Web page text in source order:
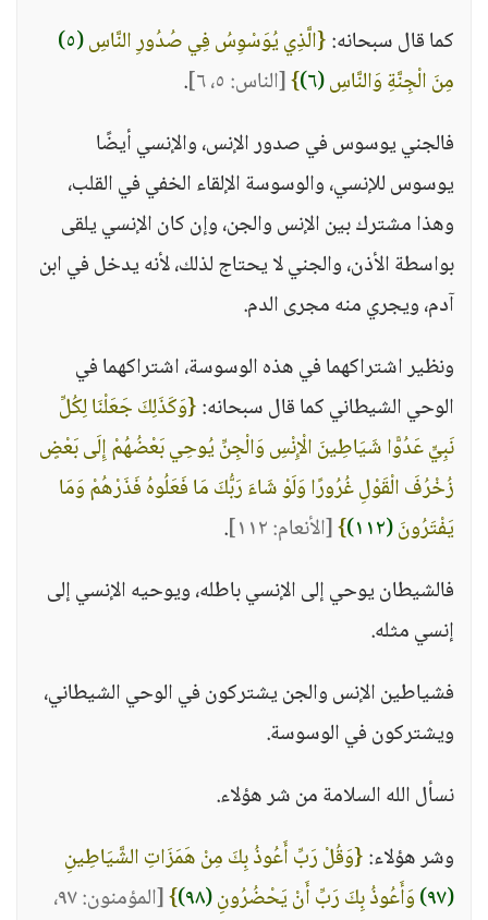
كما قال سبحانه:{الَّذِي يُوَسْوِسُ فِي صُدُورِ النَّاسِ(٥)
مِنَ الْجِنَّةِ وَالنَّاسِ(٦) }[الناس: ٥، ٦]
.
فالجني يوسوس في صدور الإنس، والإنسي أيضًا
يوسوس للإنسي، والوسوسة الإلقاء الخفي في القلب،
وهذا مشترك بين الإنس والجن، وإن كان الإنسي يلقى
بواسطة الأذن، والجني لا يحتاج لذلك، لأنه يدخل في ابن
آدم، ويجري منه مجرى الدم.
ونظير اشتراكهما في هذه الوسوسة، اشتراكهما في
الوحي الشيطاني كما قال سبحانه:{وَكَذَلِكَ جَعَلْنَا لِكُلِّ
نَبِيٍّ عَدُوًّا شَيَاطِينَ الْإِنْسِ وَالْجِنِّ يُوحِي بَعْضُهُمْ إِلَى بَعْضٍ
زُخْرُفَ الْقَوْلِ غُرُورًا وَلَوْ شَاءَ رَبُّكَ مَا فَعَلُوهُ فَذَرْهُمْ وَمَا
يَفْتَرُونَ(١١٢) }[الأنعام: ١١٢]
.
فالشيطان يوحي إلى الإنسي باطله، ويوحيه الإنسي إلى
إنسي مثله.
فشياطين الإنس والجن يشتركون في الوحي الشيطاني،
ويشتركون في الوسوسة.
نسأل الله السلامة من شر هؤلاء.
وشر هؤلاء:{وَقُلْ رَبِّ أَعُوذُ بِكَ مِنْ هَمَزَاتِ الشَّيَاطِينِ
(٩٧)
وَأَعُوذُ بِكَ رَبِّ أَنْ يَحْضُرُونِ(٩٨) }
[المؤمنون: ٩٧،